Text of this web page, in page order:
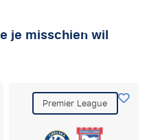
je misschien wil
Premier League